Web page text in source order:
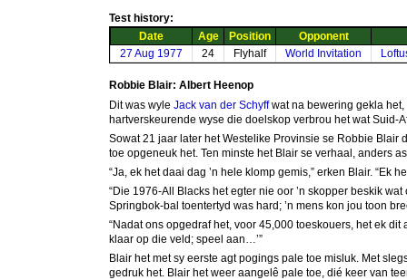
Test history:
Date
Age Position
Opponent
27 Aug 1977
24 Flyhalf World Invitation
Robbie Blair: Albert Heenop
Dit was wyle Jack van der Schyffwat na bewering gekla het,
hartverskeurende wyse die doelskop verbrou het wat Suid-
Sowat 21 jaar later het Westelike Provinsie se Robbie
toe opgeneuk het. Ten minste het Blair se verhaal, anders
“Ja, ek het daai dag ’n hele klomp gemis,” erken Blair. “Ek
“Die 1976-All Blacks het egter nie oor ’n skopper beskik
Springbok-bal toentertyd was hard; ’n mens kon jou toon
“Nadat ons opgedraf het, voor 45,000 toeskouers, het ek
klaar op die veld; speel aan…’”
Blair het met sy eerste agt pogings pale toe misluk. Met
gedruk het. Blair het weer aangelê pale toe, dié keer van